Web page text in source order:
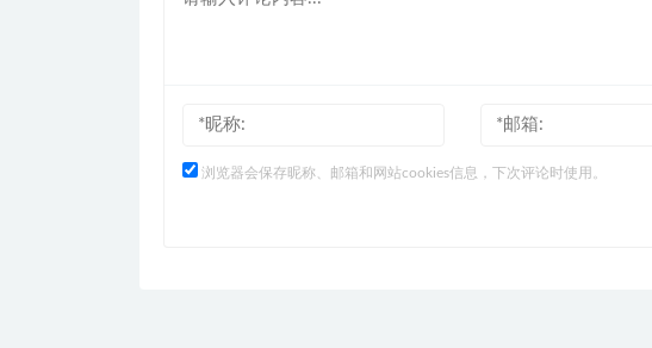
浏览器会保存昵称、邮箱和网站cookies信息，下次评论时使用。